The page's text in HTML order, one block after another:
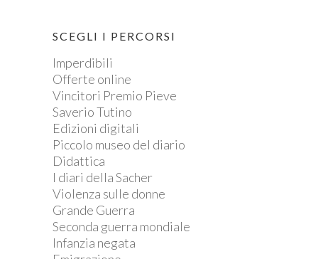
SCEGLI I PERCORSI
Imperdibili
Offerte online
Vincitori Premio Pieve
Saverio Tutino
Edizioni digitali
Piccolo museo del diario
Didattica
I diari della Sacher
Violenza sulle donne
Grande Guerra
Seconda guerra mondiale
Infanzia negata